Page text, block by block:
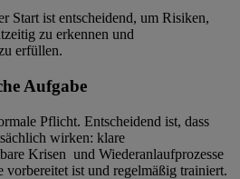
Start ist entscheidend, um Risiken,
zu erkennen und
erfüllen.
Aufgabe
Pflicht. Entscheidend ist, dass
wirken: klare
Krisen und Wiederanlaufprozesse
vorbereitet ist und regelmäßig trainiert.